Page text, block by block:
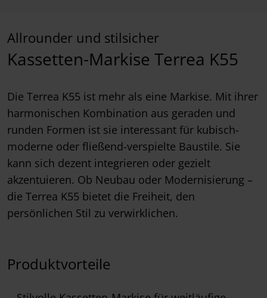
Allrounder und stilsicher
Kassetten-Markise Terrea K55
Die Terrea K55 ist mehr als eine Markise. Mit ihrer
harmonischen Kombination aus geraden und
runden Formen ist sie interessant für kubisch-
moderne oder fließend-verspielte Baustile. Sie
kann sich dezent integrieren oder gezielt
akzentuieren. Ob Neubau oder Modernisierung –
die Terrea K55 bietet die Freiheit, den
persönlichen Stil zu verwirklichen.
Produktvorteile